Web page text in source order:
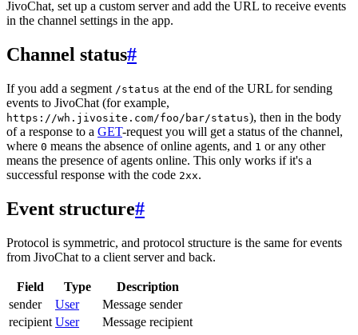
JivoChat, set up a custom server and add the URL to receive events
in the channel settings in the app.
Channel status#
If you add a segment /status at the end of the URL for sending
events to JivoChat (for example,
https://wh.jivosite.com/foo/bar/status), then in the body
of a response to a GET-request you will get a status of the channel,
where 0 means the absence of online agents, and 1 or any other
means the presence of agents online. This only works if it's a
successful response with the code 2xx.
Event structure#
Protocol is symmetric, and protocol structure is the same for events
from JivoChat to a client server and back.
Field Type
Description
sender
User
Message sender
recipient User
Message recipient